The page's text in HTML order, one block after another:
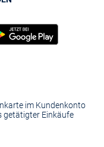
im Kundenkonto
getätigter Einkäufe